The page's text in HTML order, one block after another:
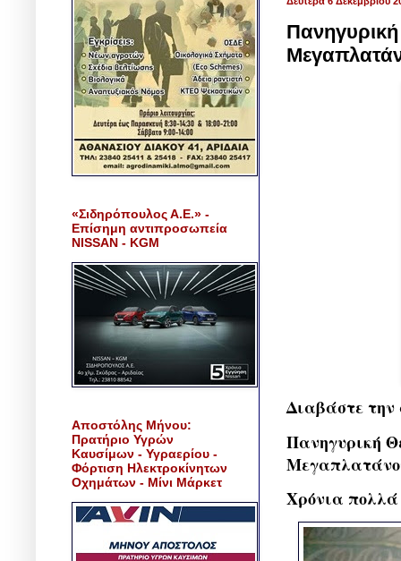
Πανηγυρική
Διαβάστε την
Πανηγυρική
Χρόνια
«Σιδηρόπουλος Α.Ε.» -
Επίσημη αντιπροσωπεία
NISSAN - KGM
Αποστόλης Μήνου:
Πρατήριο Υγρών
Καυσίμων - Υγραερίου -
Φόρτιση Ηλεκτροκίνητων
Οχημάτων - Μίνι Μάρκετ